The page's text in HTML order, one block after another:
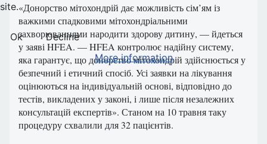
«Донорство мітохондрій дає можливість сім’ям із
важкими спадковими мітохондріальними
захворюваннями народити здорову дитину, — йдеться
у заяві HFEA. — HFEA контролює надійну систему,
яка гарантує, що донорство мітохондрій здійснюється у
безпечний і етичний спосіб. Усі заявки на лікування
оцінюються на індивідуальній основі, відповідно до
тестів, викладених у законі, і лише після незалежних
консультацій експертів». Станом на 10 травня таку
процедуру схвалили для 32 пацієнтів.
site.
Ok
Decline
More information